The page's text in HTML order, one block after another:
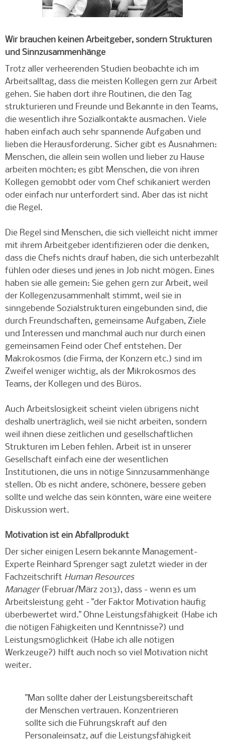
Wir brauchen keinen Arbeitgeber, sondern Strukturen
und Sinnzusammenhänge
Trotz aller verheerenden Studien beobachte ich im
Arbeitsalltag, dass die meisten Kollegen gern zur Arbeit
gehen. Sie haben dort ihre Routinen, die den Tag
strukturieren und Freunde und Bekannte in den Teams,
die wesentlich ihre Sozialkontakte ausmachen. Viele
haben einfach auch sehr spannende Aufgaben und
lieben die Herausforderung. Sicher gibt es Ausnahmen:
Menschen, die allein sein wollen und lieber zu Hause
arbeiten möchten; es gibt Menschen, die von ihren
Kollegen gemobbt oder vom Chef schikaniert werden
oder einfach nur unterfordert sind. Aber das ist nicht
die Regel.
Die Regel sind Menschen, die sich vielleicht nicht immer
mit ihrem Arbeitgeber identifizieren oder die denken,
dass die Chefs nichts drauf haben, die sich unterbezahlt
fühlen oder dieses und jenes in Job nicht mögen. Eines
haben sie alle gemein: Sie gehen gern zur Arbeit, weil
der Kollegenzusammenhalt stimmt, weil sie in
sinngebende Sozialstrukturen eingebunden sind, die
durch Freundschaften, gemeinsame Aufgaben, Ziele
und Interessen und manchmal auch nur durch einen
gemeinsamen Feind oder Chef entstehen. Der
Makrokosmos (die Firma, der Konzern etc.) sind im
Zweifel weniger wichtig, als der Mikrokosmos des
Teams, der Kollegen und des Büros.
Auch Arbeitslosigkeit scheint vielen übrigens nicht
deshalb unerträglich, weil sie nicht arbeiten, sondern
weil ihnen diese zeitlichen und gesellschaftlichen
Strukturen im Leben fehlen. Arbeit ist in unserer
Gesellschaft einfach eine der wesentlichen
Institutionen, die uns in nötige Sinnzusammenhänge
stellen. Ob es nicht andere, schönere, bessere geben
sollte und welche das sein könnten, wäre eine weitere
Diskussion wert.
Motivation ist ein Abfallprodukt
Der sicher einigen Lesern bekannte Management-
Experte Reinhard Sprenger sagt zuletzt wieder in der
Fachzeitschrift Human Resources
Manager (Februar/März 2013), dass - wenn es um
Arbeitsleistung geht - "der Faktor Motivation häufig
überbewertet wird." Ohne Leistungsfähigkeit (Habe ich
die nötigen Fähigkeiten und Kenntnisse?) und
Leistungsmöglichkeit (Habe ich alle nötigen
Werkzeuge?) hilft auch noch so viel Motivation nicht
weiter.
"Man sollte daher der Leistungsbereitschaft
der Menschen vertrauen. Konzentrieren
sollte sich die Führungskraft auf den
Personaleinsatz, auf die Leistungsfähigkeit